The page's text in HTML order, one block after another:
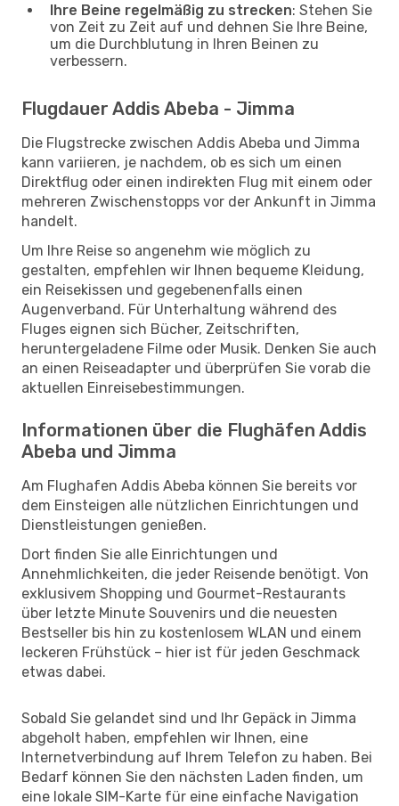
Ihre Beine regelmäßig zu strecken: Stehen Sie
von Zeit zu Zeit auf und dehnen Sie Ihre Beine,
um die Durchblutung in Ihren Beinen zu
verbessern.
Flugdauer Addis Abeba - Jimma
Die Flugstrecke zwischen Addis Abeba und Jimma
kann variieren, je nachdem, ob es sich um einen
Direktflug oder einen indirekten Flug mit einem oder
mehreren Zwischenstopps vor der Ankunft in Jimma
handelt.
Um Ihre Reise so angenehm wie möglich zu
gestalten, empfehlen wir Ihnen bequeme Kleidung,
ein Reisekissen und gegebenenfalls einen
Augenverband. Für Unterhaltung während des
Fluges eignen sich Bücher, Zeitschriften,
heruntergeladene Filme oder Musik. Denken Sie auch
an einen Reiseadapter und überprüfen Sie vorab die
aktuellen Einreisebestimmungen.
Informationen über die Flughäfen Addis
Abeba und Jimma
Am Flughafen Addis Abeba können Sie bereits vor
dem Einsteigen alle nützlichen Einrichtungen und
Dienstleistungen genießen.
Dort finden Sie alle Einrichtungen und
Annehmlichkeiten, die jeder Reisende benötigt. Von
exklusivem Shopping und Gourmet-Restaurants
über letzte Minute Souvenirs und die neuesten
Bestseller bis hin zu kostenlosem WLAN und einem
leckeren Frühstück – hier ist für jeden Geschmack
etwas dabei.
Sobald Sie gelandet sind und Ihr Gepäck in Jimma
abgeholt haben, empfehlen wir Ihnen, eine
Internetverbindung auf Ihrem Telefon zu haben. Bei
Bedarf können Sie den nächsten Laden finden, um
eine lokale SIM-Karte für eine einfache Navigation